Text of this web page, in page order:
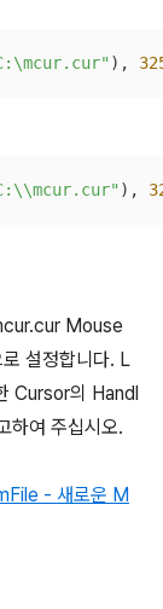
),
),
Mouse
설정합니다. L
Cursor의 Handl
하여 주십시오.
- 새로운 M